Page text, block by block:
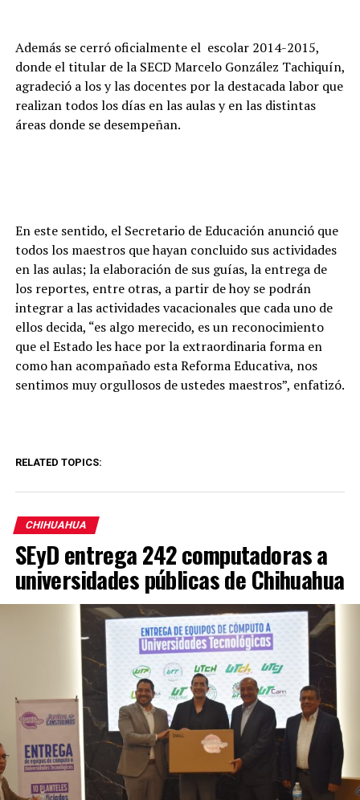
Además se cerró oficialmente el escolar 2014-2015,
donde el titular de la SECD Marcelo González Tachiquín,
agradeció a los y las docentes por la destacada labor que
realizan todos los días en las aulas y en las distintas
áreas donde se desempeñan.
En este sentido, el Secretario de Educación anunció que
todos los maestros que hayan concluido sus actividades
en las aulas; la elaboración de sus guías, la entrega de
los reportes, entre otras, a partir de hoy se podrán
integrar a las actividades vacacionales que cada uno de
ellos decida, “es algo merecido, es un reconocimiento
que el Estado les hace por la extraordinaria forma en
como han acompañado esta Reforma Educativa, nos
sentimos muy orgullosos de ustedes maestros”, enfatizó.
RELATED TOPICS:
CHIHUAHUA
SEyD entrega 242 computadoras a
universidades públicas de Chihuahua